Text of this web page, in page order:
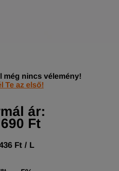
még nincs vélemény!
Te az első!
ár:
Ft
Ft / L